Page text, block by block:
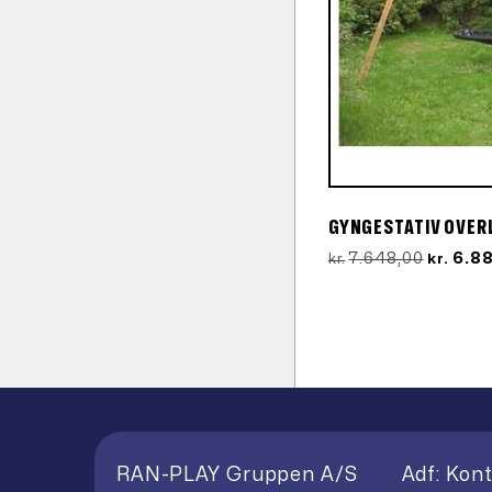
GYNGESTATIV
kr. 7.648,00 Den
kr.
RAN-PLAY Gruppen A/S Adf: